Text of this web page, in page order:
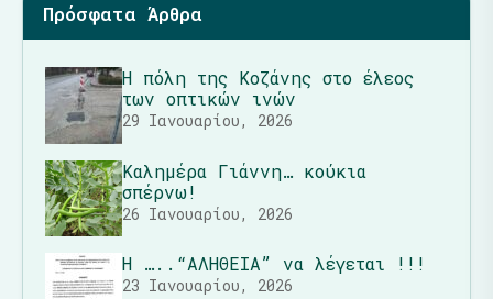
Πρόσφατα Άρθρα
Η πόλη της Κοζάνης στο έλεος
των οπτικών ινών
29 Ιανουαρίου, 2026
Καλημέρα Γιάννη… κούκια
σπέρνω!
26 Ιανουαρίου, 2026
Η …..“ΑΛΗΘΕΙΑ” να λέγεται !!!
23 Ιανουαρίου, 2026